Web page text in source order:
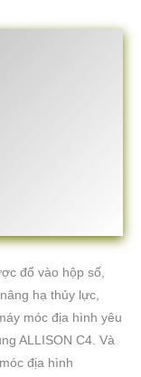
đổ vào hộp số,
hạ thủy lực,
móc địa hình yêu
ALLISON C4. Và
địa hình